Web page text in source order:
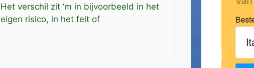
Het verschil zit ‘m in bijvoorbeeld in het
eigen risico, in het feit of